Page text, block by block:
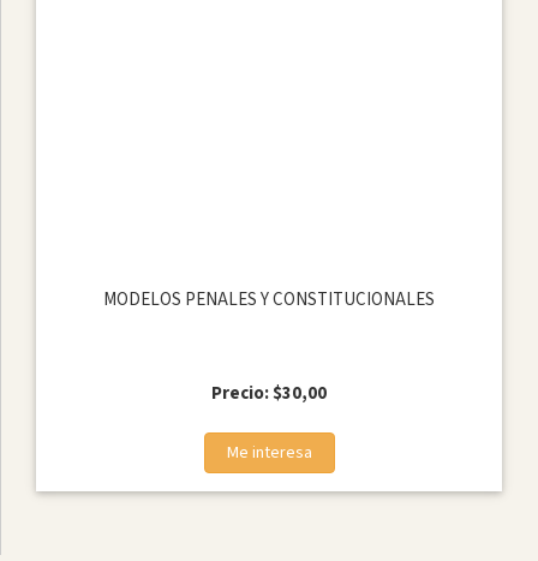
MODELOS PENALES Y CONSTITUCIONALES
Precio: $30,00
Me interesa